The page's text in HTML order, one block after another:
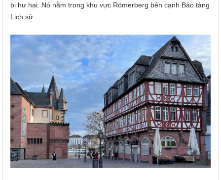
bị hư hại. Nó nằm trong khu vực Römerberg bên cạnh Bảo tàng
Lịch sử.